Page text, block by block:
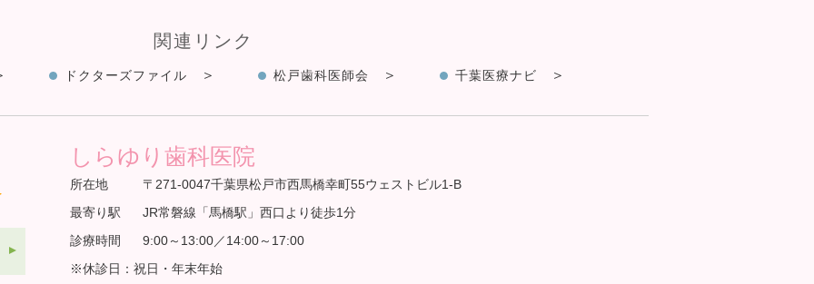
関連リンク
ドクターズファイル 松戸歯科医師会 千葉医療ナビ
しらゆり歯科医院
所在地
〒271-0047千葉県松戸市西馬橋幸町55ウェストビル1-B
最寄り駅
JR常磐線「馬橋駅」西口より徒歩1分
診療時間
9:00～13:00／14:00～17:00
※休診日：祝日・年末年始